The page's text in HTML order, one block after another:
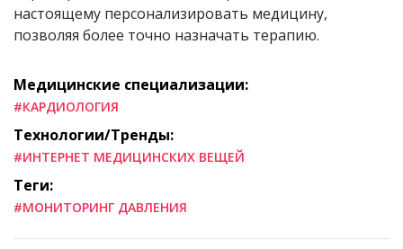
настоящему персонализировать медицину,
позволяя более точно назначать терапию.
Медицинские специализации:
#КАРДИОЛОГИЯ
Технологии/Тренды:
#ИНТЕРНЕТ МЕДИЦИНСКИХ ВЕЩЕЙ
Теги:
#МОНИТОРИНГ ДАВЛЕНИЯ